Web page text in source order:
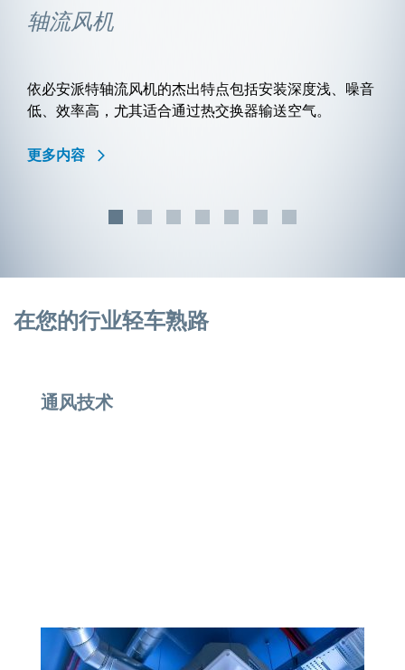
轴流风机
依必安派特轴流风机的杰出特点包括安装深度浅、噪音
低、效率高，尤其适合通过热交换器输送空气。
更多内容
在您的行业轻车熟路
通风技术
作为风机厂家，依必安派特（ebm‑papst）在通风